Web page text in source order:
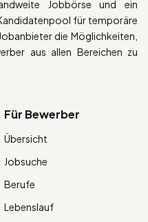
Jobbörse und ein
für temporäre
die Möglichkeiten,
aus allen Bereichen zu
Für Bewerber
Übersicht
Jobsuche
Berufe
Lebenslauf